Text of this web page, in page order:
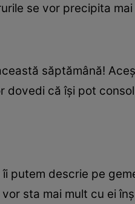
se vor precipita
săptămână!
dovedi că își pot
putem descrie pe
sta mai mult cu ei